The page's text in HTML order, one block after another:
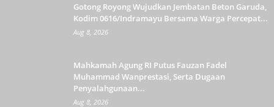
Gotong Royong Wujudkan Jembatan Beton Garuda,
Kodim 0616/Indramayu Bersama Warga Percepat...
Aug 8, 2026
Mahkamah Agung RI Putus Fauzan Fadel
Muhammad Wanprestasi, Serta Dugaan
Penyalahgunaan...
Aug 8, 2026